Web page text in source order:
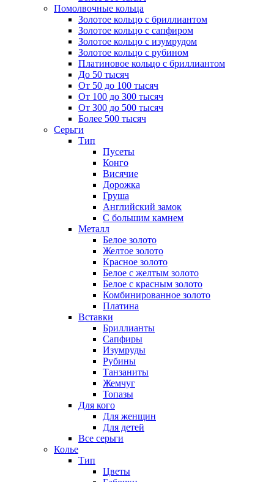
Помолвочные кольца
Золотое кольцо с бриллиантом
Золотое кольцо с сапфиром
Золотое кольцо с изумрудом
Золотое кольцо с рубином
Платиновое кольцо с бриллиантом
До 50 тысяч
От 50 до 100 тысяч
От 100 до 300 тысяч
От 300 до 500 тысяч
Более 500 тысяч
Серьги
Тип
Пусеты
Конго
Висячие
Дорожка
Груша
Английский замок
С большим камнем
Металл
Белое золото
Желтое золото
Красное золото
Белое с желтым золото
Белое с красным золото
Комбинированное золото
Платина
Вставки
Бриллианты
Сапфиры
Изумруды
Рубины
Танзаниты
Жемчуг
Топазы
Для кого
Для женщин
Для детей
Все серьги
Колье
Тип
Цветы